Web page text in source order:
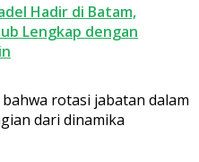
Hadir di Batam,
Lengkap dengan
rotasi jabatan dalam
dari dinamika